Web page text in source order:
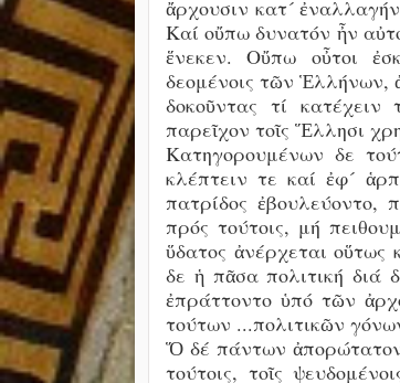
ἄρχουσιν κατ´
Καί οὔπω δυνατόν ἦν
ἕνεκεν. Οὔπω οὖτοι
δεομένοις τῶν Ἑλλήνων,
δοκοῦντας τί
παρεῖχον τοῖς Ἕλλησι
Κατηγορουμένων δε
κλέπτειν τε καί ἐφ´
πατρίδος ἐβουλεύοντο,
πρός τούτοις, μή
ὕδατος ἀνέρχεται
δε ἡ πᾶσα πολιτική διά
ἐπράττοντο ὑπό τῶν
τούτων ...πολιτικῶν
Ὅ δέ πάντων ἀπορώτατον
τούτοις, τοῖς